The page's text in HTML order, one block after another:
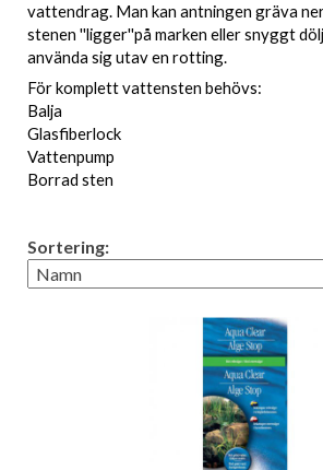
vattendrag. Man kan antningen gräva
stenen ''ligger''på marken eller snyggt
använda sig utav en rotting.
För komplett vattensten behövs:
Balja
Glasfiberlock
Vattenpump
Borrad sten
Sortering: